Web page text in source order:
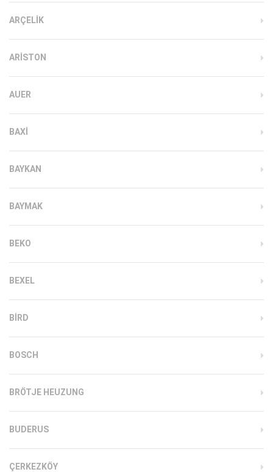
ARÇELIK
ARISTON
AUER
BAXI
BAYKAN
BAYMAK
BEKO
BEXEL
BIRD
BOSCH
BRÖTJE HEUZUNG
BUDERUS
ÇERKEZKÖY